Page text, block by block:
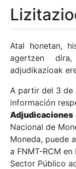
Erakutsi/
Erakutsi/
Erakutsi/
Erakutsi/
Atal honetan,
agertzen
adjudikazioak
A partir del 3 de
información
Adjudicaciones
Nacional de
Moneda, puede
a FNMT-RCM
Sector Público